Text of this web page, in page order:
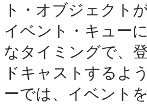
ト・オブジェクト
イベント・キュー
なタイミングで、
ドキャストするよ
ーでは、イベント